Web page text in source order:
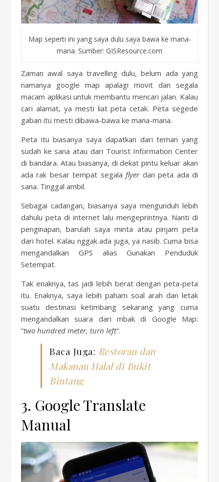
Map seperti ini yang saya dulu saya bawa ke mana-
mana. Sumber: GISResource.com
Zaman awal saya travelling dulu, belum ada yang
namanya google map apalagi movit dan segala
macam aplikasi untuk membantu mencari jalan. Kalau
cari alamat, ya mesti liat peta cetak. Peta segede
gaban itu mesti dibawa-bawa ke mana-mana.
Peta itu biasanya saya dapatkan dari teman yang
sudah ke sana atau dari Tourist Information Center
di bandara. Atau biasanya, di dekat pintu keluar akan
ada rak besar tempat segala flyerdan peta ada di
sana. Tinggal ambil.
Sebagai cadangan, biasanya saya mengunduh lebih
dahulu peta di internet lalu mengeprintnya. Nanti di
penginapan, barulah saya minta atau pinjam peta
dari hotel. Kalau nggak ada juga, ya nasib. Cuma bisa
mengandalkan GPS alias Gunakan Penduduk
Setempat.
Tak enaknya, tas jadi lebih berat dengan peta-peta
itu. Enaknya, saya lebih paham soal arah dan letak
suatu destinasi ketimbang sekarang yang cuma
mengandalkan suara dari mbak di Google Map:
“two hundred meter, turn left“.
Baca Juga: Restoran dan
Makanan Halal di Bukit
Bintang
3. Google Translate
Manual